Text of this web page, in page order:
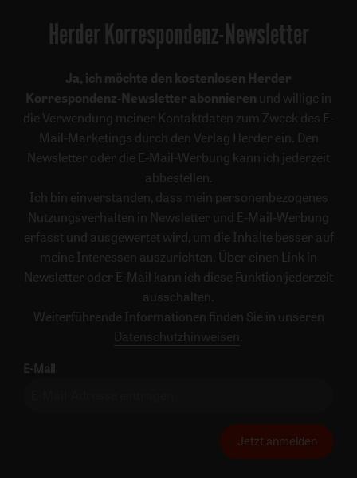
Herder Korrespondenz-Newsletter
Ja, ich möchte den kostenlosen Herder
Korrespondenz-Newsletter abonnieren und willige in
die Verwendung meiner Kontaktdaten zum Zweck des E-
Mail-Marketings durch den Verlag Herder ein. Den
Newsletter oder die E-Mail-Werbung kann ich jederzeit
abbestellen.
Ich bin einverstanden, dass mein personenbezogenes
Nutzungsverhalten in Newsletter und E-Mail-Werbung
erfasst und ausgewertet wird, um die Inhalte besser auf
meine Interessen auszurichten. Über einen Link in
Newsletter oder E-Mail kann ich diese Funktion jederzeit
ausschalten.
Weiterführende Informationen finden Sie in unseren
Datenschutzhinweisen .
E-Mail
Jetzt anmelden